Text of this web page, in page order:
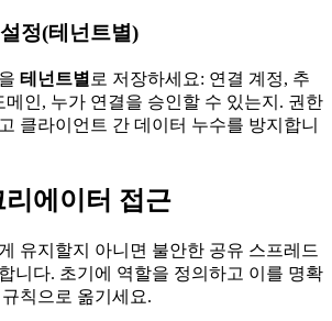
정(테넌트별)
테넌트별 로 저장하세요: 연결 계정, 추
메인, 누가 연결을 승인할 수 있는지. 권한
클라이언트 간 데이터 누수를 방지합니
리에이터 접근
유지할지 아니면 불안한 공유 스프레드
니다. 초기에 역할을 정의하고 이를 명확
칙으로 옮기세요.